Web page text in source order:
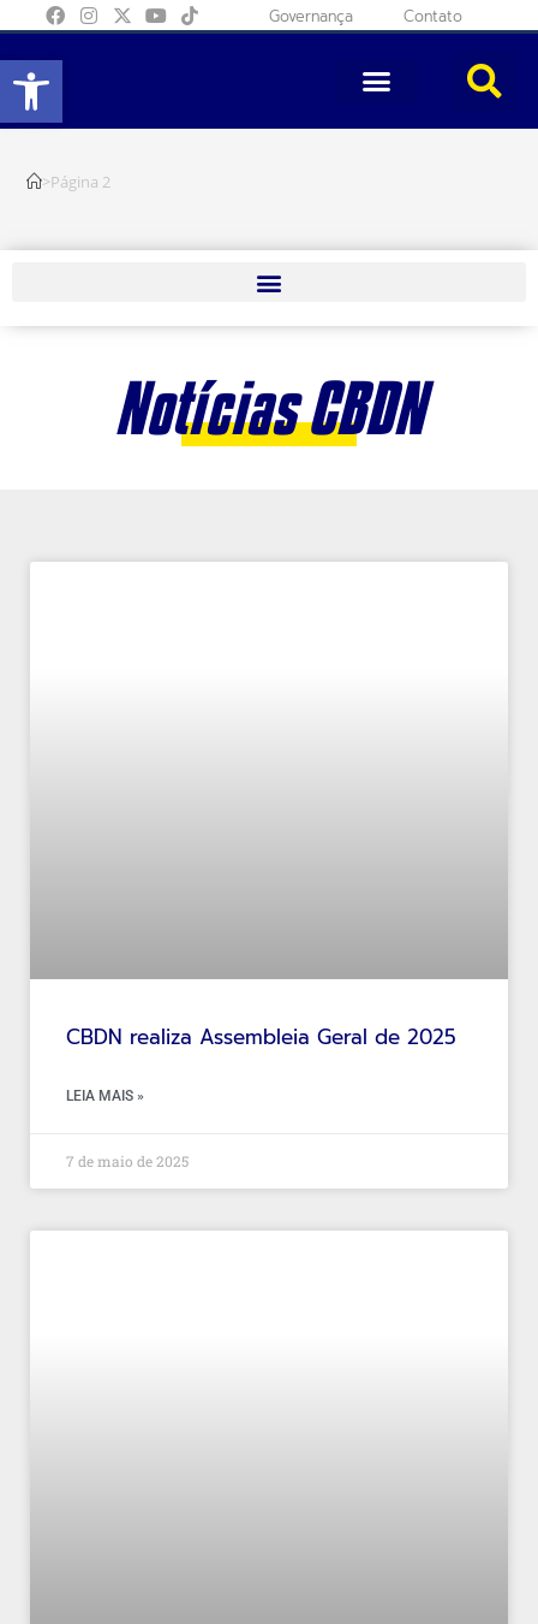
Abrir a barra de ferramentas
Governança Contato
>Página 2
Notícias CBDN
CBDN realiza Assembleia Geral de 2025
LEIA MAIS »
7 de maio de 2025